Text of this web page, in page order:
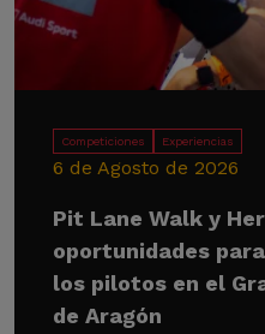
Competiciones Experiencias
6 de Agosto de 2026
Pit Lane Walk y
oportunidades
los pilotos en el
de Aragón